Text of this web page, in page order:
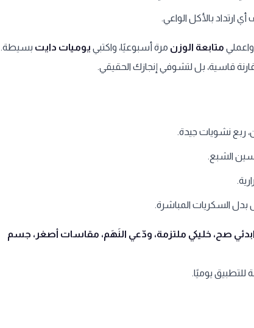
ارتداد بالأكل الواعي.
واعملي متابعة الوزن مرة أسبوعيًا، واكتبي يوميات دايت بسيطة.
قاسية، بل لتشوفي إنجازك الحقيقي.
ربع نشويات جيدة.
الشبع.
بدل السكريات المباشرة.
صح، خليكي ملتزمة، ودّعي النَهَم، مقاسات أصغر، جسم
للتطبيق يوميًا.